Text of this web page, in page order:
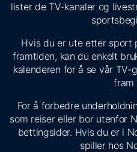
lister de TV-kanaler og
Hvis du er ute etter sport
framtiden, kan du enkelt
kalenderen for å se vår
fram
For å forbedre
som reiser eller bor utenfor
bettingsider. Hvis du er i
spiller hos